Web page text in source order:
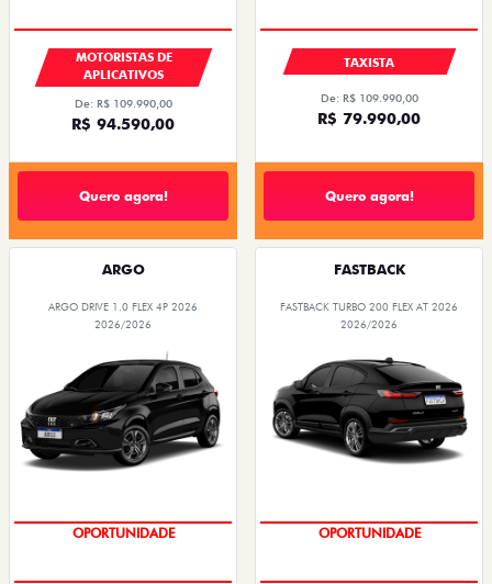
MOTORISTAS DE
APLICATIVOS
De: R$ 109.990,00
R$ 94.590,00
Quero agora!
TAXISTA
De: R$ 109.990,00
R$ 79.990,00
Quero agora!
ARGO
ARGO DRIVE 1.0 FLEX 4P 2026
2026/2026
OPORTUNIDADE
FASTBACK
FASTBACK TURBO 200 FLEX AT 2026
2026/2026
OPORTUNIDADE